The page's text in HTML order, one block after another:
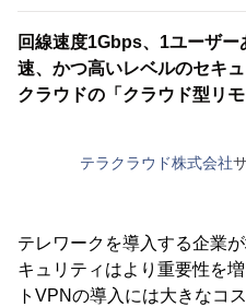
回線速度1Gbps、1ユーザ
速、かつ高いレベルのセキ
クラウドの「クラウド型リ
テラクラウド株式会社
テレワークを導入する企業
キュリティはより重要性を
トVPNの導入には大きなコ